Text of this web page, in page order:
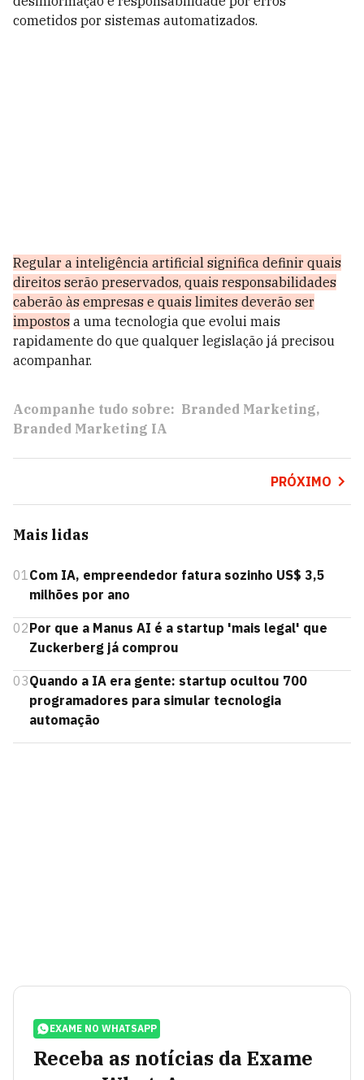
cometidos por sistemas automatizados.
Regular a inteligência artificial significa definir quais
direitos serão preservados, quais responsabilidades
caberão às empresas e quais limites deverão ser
impostos a uma tecnologia que evolui mais
rapidamente do que qualquer legislação já precisou
acompanhar.
Acompanhe tudo sobre: Branded Marketing
Branded Marketing IA
PRÓXIMO
Mais lidas
01Com IA, empreendedor fatura sozinho US$ 3,5
milhões por ano
02Por que a Manus AI é a startup 'mais legal' que
Zuckerberg já comprou
03Quando a IA era gente: startup ocultou 700
programadores para simular tecnologia
automação
EXAME NO WHATSAPP
Receba as notícias da Exame